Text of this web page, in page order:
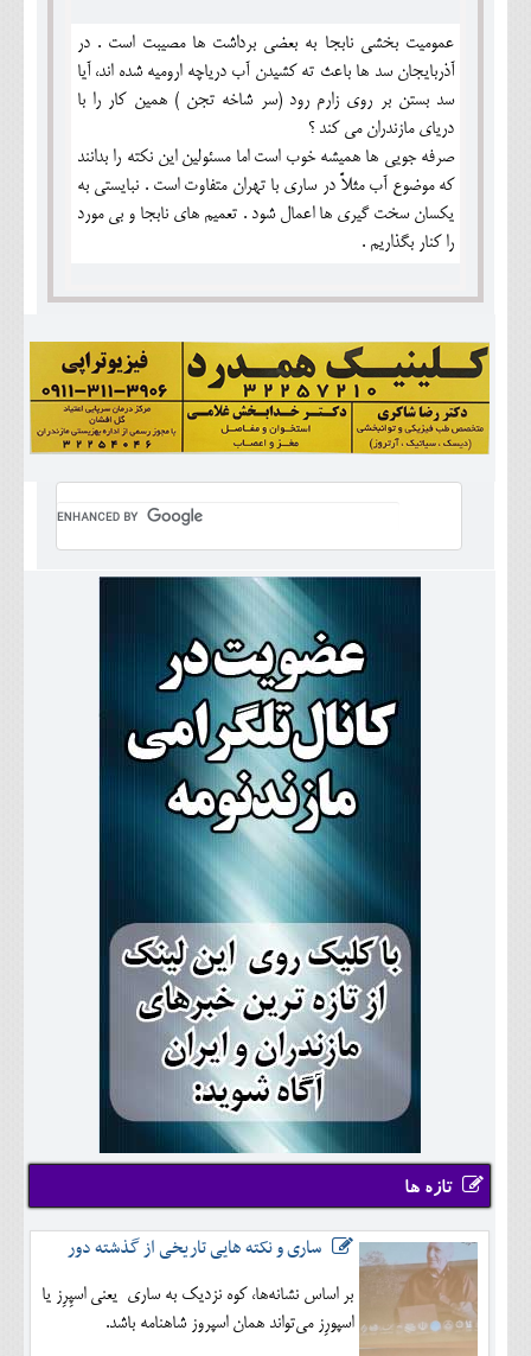
عمومیت بخشی نابجا به بعضی برداشت ها مصیبت است . در
آذربایجان سد ها باعث ته کشیدن آب دریاچه ارومیه شده اند، آیا
سد بستن بر روی زارم رود (سر شاخه تجن ) همین کار را با
دریای مازندران می کند ؟
صرفه جویی ها همیشه خوب است اما مسئولین این نکته را بدانند
که موضوع آب مثلاً در ساری با تهران متفاوت است . نبایستی به
یکسان سخت گیری ها اعمال شود . تعمیم های نابجا و بی مورد
را کنار بگذاریم .
تازه ها
ساری و نکته هایی تاریخی از گذشته دور
بر اساس نشانه‌ها، کوه نزدیک به ساری یعنی اسپِرِز یا
اسپورِز می‌تواند همان اسپروز شاهنامه باشد.